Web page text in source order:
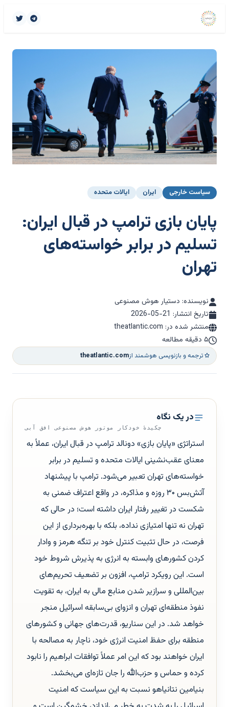
سیاست خارجی ایران ایالات متحده
پایان بازی ترامپ در قبال ایران:
تسلیم در برابر خواسته‌های
تهران
نویسنده: دستیار هوش مصنوعی
تاریخ انتشار: 2026-05-21
منتشر شده در: theatlantic.com
۵ دقیقه مطالعه
ترجمه و بازنویسی هوشمند ازtheatlantic.com
در یک نگاه
چکیدهٔ خودکار موتور هوش مصنوعی افق آبی
استراتژی «پایان بازی» دونالد ترامپ در قبال ایران، عملاً به
معنای عقب‌نشینی ایالات متحده و تسلیم در برابر
خواسته‌های تهران تعبیر می‌شود. ترامپ با پیشنهاد
آتش‌بس ۳۰ روزه و مذاکره، در واقع اعتراف ضمنی به
شکست در تغییر رفتار ایران داشته است؛ در حالی که
تهران نه تنها امتیازی نداده، بلکه با بهره‌برداری از این
فرصت، در حال تثبیت کنترل خود بر تنگه هرمز و وادار
کردن کشورهای وابسته به انرژی به پذیرش شروط خود
است. این رویکرد ترامپ، افزون بر تضعیف تحریم‌های
بین‌المللی و سرازیر شدن منابع مالی به ایران، به تقویت
نفوذ منطقه‌ای تهران و انزوای بی‌سابقه اسرائیل منجر
خواهد شد. در این سناریو، قدرت‌های جهانی و کشورهای
منطقه برای حفظ امنیت انرژی خود، ناچار به مصالحه با
ایران خواهند بود که این امر عملاً توافقات ابراهیم را نابود
کرده و حماس و حزب‌الله را جان تازه‌ای می‌بخشد.
بنیامین نتانیاهو نسبت به این سیاست که امنیت